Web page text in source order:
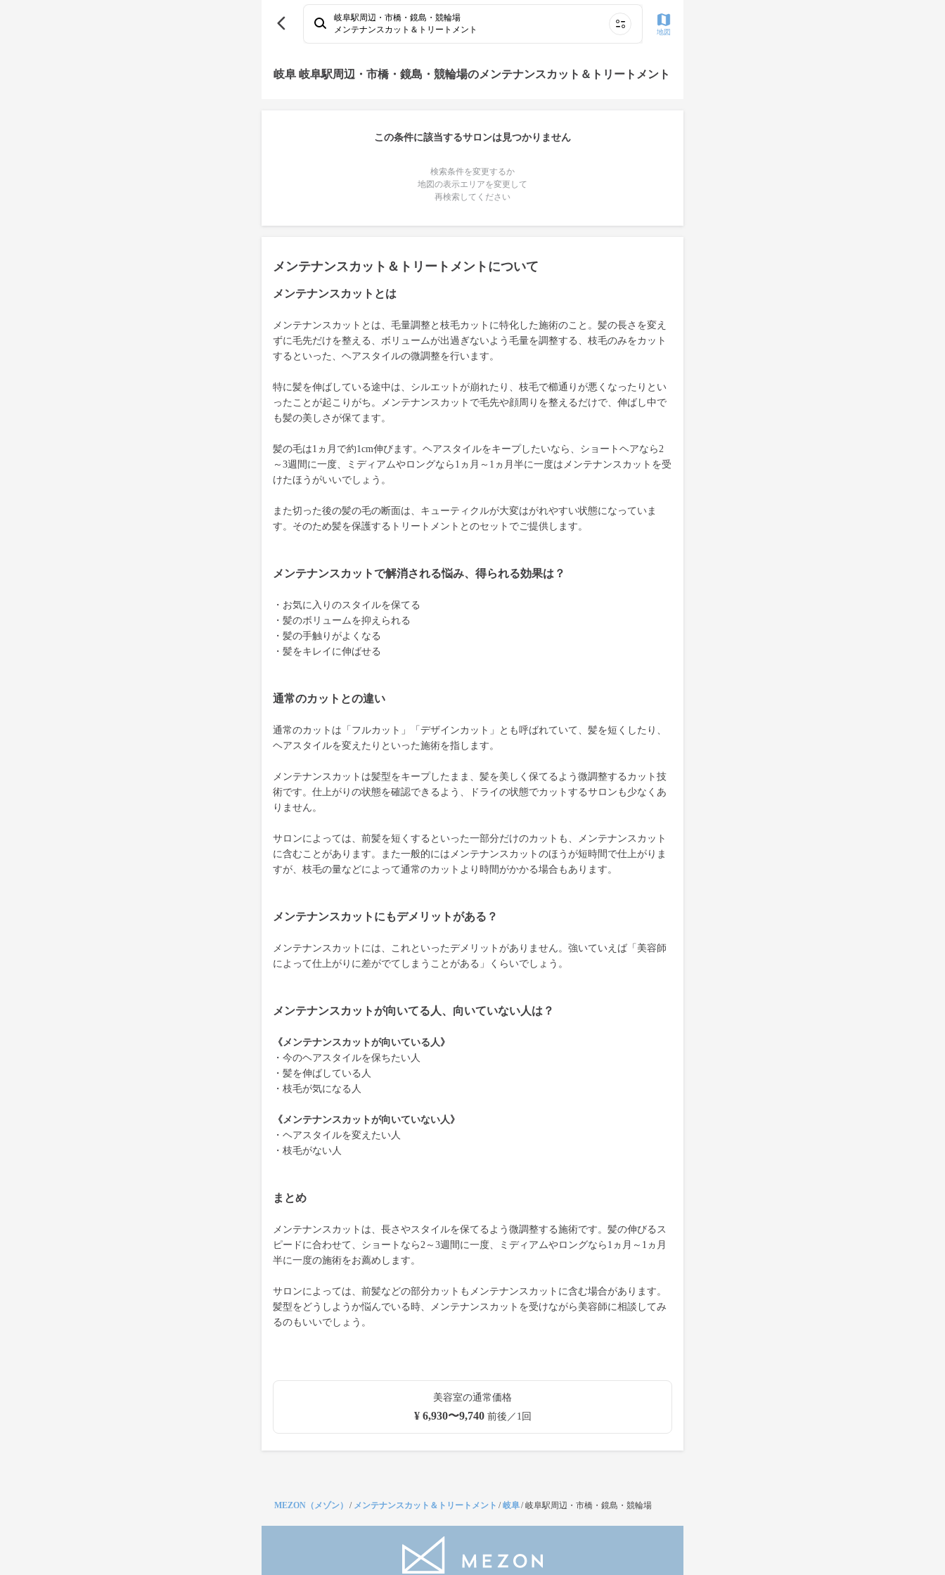
岐阜駅周辺・市橋・鏡島・競輪場
メンテナンスカット＆トリートメント
地図
岐阜 岐阜駅周辺・市橋・鏡島・競輪場のメンテナンスカット＆トリートメント
この条件に該当するサロンは見つかりません
検索条件を変更するか
地図の表示エリアを変更して
再検索してください
メンテナンスカット＆トリートメントについて
メンテナンスカットとは
メンテナンスカットとは、毛量調整と枝毛カットに特化した施術のこと。髪の長さを変え
ずに毛先だけを整える、ボリュームが出過ぎないよう毛量を調整する、枝毛のみをカット
するといった、ヘアスタイルの微調整を行います。
特に髪を伸ばしている途中は、シルエットが崩れたり、枝毛で櫛通りが悪くなったりとい
ったことが起こりがち。メンテナンスカットで毛先や顔周りを整えるだけで、伸ばし中で
も髪の美しさが保てます。
髪の毛は1ヵ月で約1cm伸びます。ヘアスタイルをキープしたいなら、ショートヘアなら2
～3週間に一度、ミディアムやロングなら1ヵ月～1ヵ月半に一度はメンテナンスカットを受
けたほうがいいでしょう。
また切った後の髪の毛の断面は、キューティクルが大変はがれやすい状態になっていま
す。そのため髪を保護するトリートメントとのセットでご提供します。
メンテナンスカットで解消される悩み、得られる効果は？
・お気に入りのスタイルを保てる
・髪のボリュームを抑えられる
・髪の手触りがよくなる
・髪をキレイに伸ばせる
通常のカットとの違い
通常のカットは「フルカット」「デザインカット」とも呼ばれていて、髪を短くしたり、
ヘアスタイルを変えたりといった施術を指します。
メンテナンスカットは髪型をキープしたまま、髪を美しく保てるよう微調整するカット技
術です。仕上がりの状態を確認できるよう、ドライの状態でカットするサロンも少なくあ
りません。
サロンによっては、前髪を短くするといった一部分だけのカットも、メンテナンスカット
に含むことがあります。また一般的にはメンテナンスカットのほうが短時間で仕上がりま
すが、枝毛の量などによって通常のカットより時間がかかる場合もあります。
メンテナンスカットにもデメリットがある？
メンテナンスカットには、これといったデメリットがありません。強いていえば「美容師
によって仕上がりに差がでてしまうことがある」くらいでしょう。
メンテナンスカットが向いてる人、向いていない人は？
《メンテナンスカットが向いている人》
・今のヘアスタイルを保ちたい人
・髪を伸ばしている人
・枝毛が気になる人
《メンテナンスカットが向いていない人》
・ヘアスタイルを変えたい人
・枝毛がない人
まとめ
メンテナンスカットは、長さやスタイルを保てるよう微調整する施術です。髪の伸びるス
ピードに合わせて、ショートなら2～3週間に一度、ミディアムやロングなら1ヵ月～1ヵ月
半に一度の施術をお薦めします。
サロンによっては、前髪などの部分カットもメンテナンスカットに含む場合があります。
髪型をどうしようか悩んでいる時、メンテナンスカットを受けながら美容師に相談してみ
るのもいいでしょう。
美容室の通常価格
¥ 6,930〜9,740前後／1回
MEZON（メゾン） / メンテナンスカット＆トリートメント /岐阜/岐阜駅周辺・市橋・鏡島・競輪場